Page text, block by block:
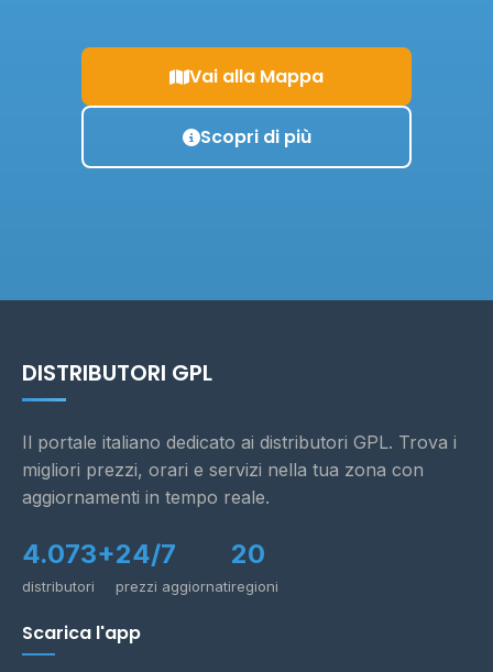
Vai alla Mappa
Scopri di più
DISTRIBUTORI GPL
Il portale italiano dedicato ai distributori GPL. Trova i
migliori prezzi, orari e servizi nella tua zona con
aggiornamenti in tempo reale.
4.073+
distributori
24/7
prezzi aggiornati
20
regioni
Scarica l'app